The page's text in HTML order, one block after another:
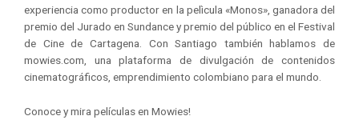
experiencia como productor en la pelìcula «Monos», ganadora del
premio del Jurado en Sundance y premio del público en el Festival
de Cine de Cartagena. Con Santiago también hablamos de
mowies.com, una plataforma de divulgación de contenidos
cinematográficos, emprendimiento colombiano para el mundo.
Conoce y mira películas en Mowies!